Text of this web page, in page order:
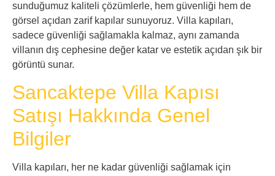
sunduğumuz kaliteli çözümlerle, hem güvenliği hem de
görsel açıdan zarif kapılar sunuyoruz. Villa kapıları,
sadece güvenliği sağlamakla kalmaz, aynı zamanda
villanın dış cephesine değer katar ve estetik açıdan şık bir
görüntü sunar.
Sancaktepe Villa Kapısı
Satışı Hakkında Genel
Bilgiler
Villa kapıları, her ne kadar güvenliği sağlamak için